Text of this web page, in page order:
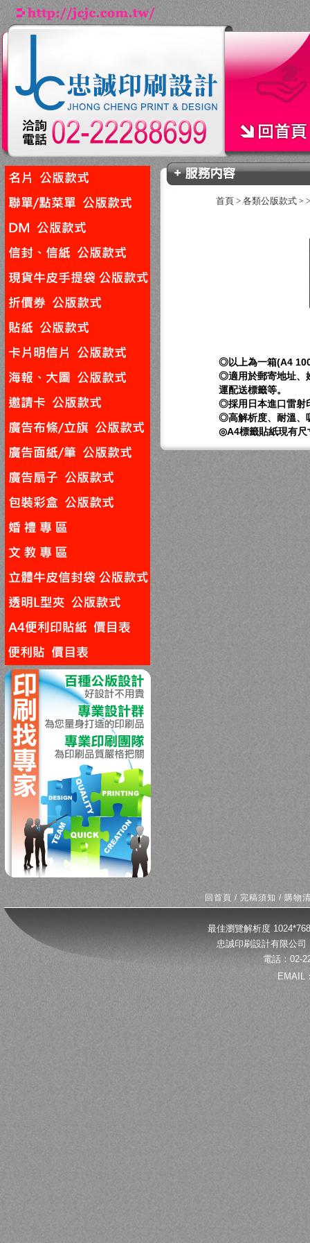
首頁 >各類公版款式 >
◎以上為一箱(A4
◎適用於郵寄地址、
運配送標籤等。
◎採用日本進口雷射
◎高解析度、耐溫、
◎A4標籤貼紙現有尺
回首頁 /完稿須知 /購物
最佳瀏覽解析度
忠誠印刷設計有限公
電話：02-
EMAIL